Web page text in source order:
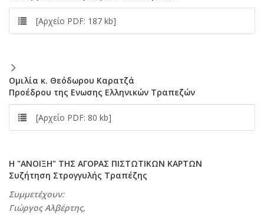
[Αρχείο PDF: 187 kb]
Oμιλία κ. Θεόδωρου Kαρατζά
Προέδρου της Eνωσης Eλληνικών Tραπεζών
[Αρχείο PDF: 80 kb]
H "ANOIΞH" THΣ AΓOPAΣ ΠIΣTΩTIKΩN KAPTΩN
Συζήτηση Στρογγυλής Tραπέζης
Συμμετέχουν:
Γιώργος Αλβέρτης,